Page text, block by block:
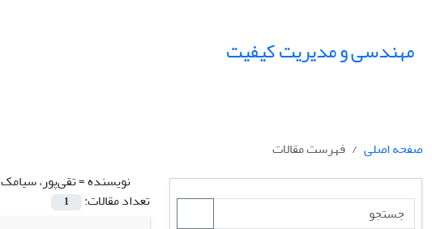
مهندسی و مدیریت کیفیت
صفحه اصلی
فهرست مقالات
نویسنده =تقی‌پور، سیامک
تعداد مقالات:
1